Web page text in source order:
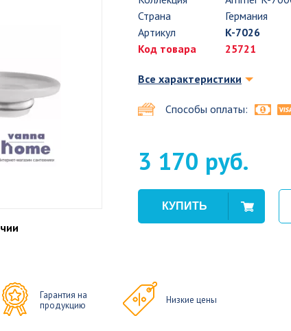
Страна
Германия
Артикул
K-7026
Код товара
25721
Все характеристики
Способы оплаты:
3 170 руб.
Гарантия на
продукцию
Низкие цены